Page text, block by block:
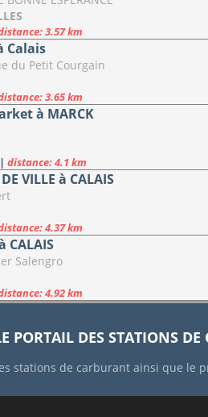
3.57 km
Calais
du Petit Courgain
3.65 km
à MARCK
| distance: 4.1 km
VILLE à CALAIS
4.37 km
CALAIS
Salengro
4.92 km
PORTAIL DES STATIONS DE
stations de carburant ainsi que le